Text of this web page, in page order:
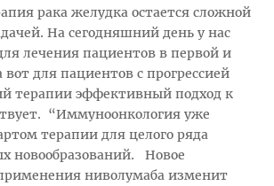
рака желудка остается сложной
На сегодняшний день у нас
лечения пациентов в первой и
для пациентов с прогрессией
терапии эффективный подход к
“Иммуноонкология уже
терапии для целого ряда
новообразований.
Новое
ниволумаба изменит